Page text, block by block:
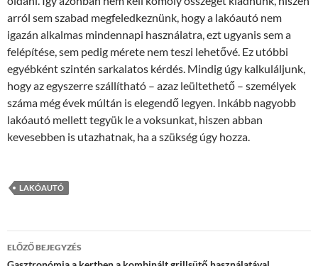
arról sem szabad megfeledkeznünk, hogy a lakóautó nem
igazán alkalmas mindennapi használatra, ezt ugyanis sem a
felépítése, sem pedig mérete nem teszi lehetővé. Ez utóbbi
egyébként szintén sarkalatos kérdés. Mindig úgy kalkuláljunk,
hogy az egyszerre szállítható – azaz leültethető – személyek
száma még évek múltán is elegendő legyen. Inkább nagyobb
lakóautó mellett tegyük le a voksunkat, hiszen abban
kevesebben is utazhatnak, ha a szükség úgy hozza.
LAKÓAUTÓ
Bejegyzések
ELŐZŐ BEJEGYZÉS